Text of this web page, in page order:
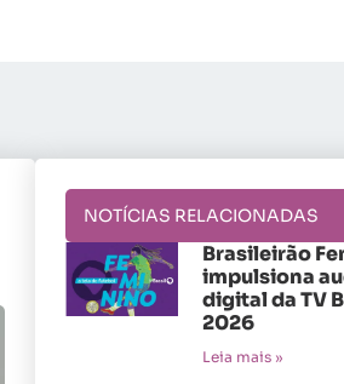
NOTÍCIAS RELACIONADAS
Brasileirão
impulsiona
digital da TV
2026
Leia mais »